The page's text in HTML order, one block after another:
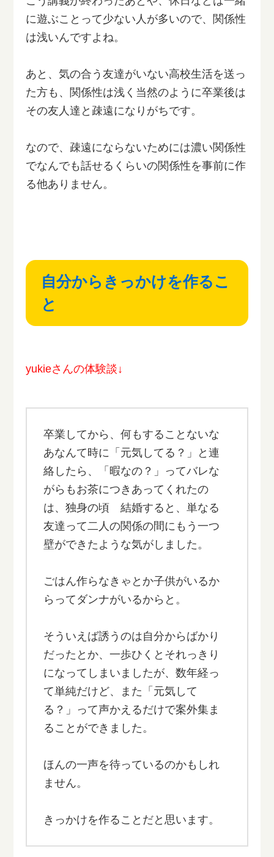
に遊ぶことって少ない人が多いので、関係性
は浅いんですよね。
あと、気の合う友達がいない高校生活を送っ
た方も、関係性は浅く当然のように卒業後は
その友人達と疎遠になりがちです。
なので、疎遠にならないためには濃い関係性
でなんでも話せるくらいの関係性を事前に作
る他ありません。
自分からきっかけを作るこ
と
yukieさんの体験談↓
卒業してから、何もすることないな
あなんて時に「元気してる？」と連
絡したら、「暇なの？」ってバレな
がらもお茶につきあってくれたの
は、独身の頃 結婚すると、単なる
友達って二人の関係の間にもう一つ
壁ができたような気がしました。
ごはん作らなきゃとか子供がいるか
らってダンナがいるからと。
そういえば誘うのは自分からばかり
だったとか、一歩ひくとそれっきり
になってしまいましたが、数年経っ
て単純だけど、また「元気して
る？」って声かえるだけで案外集ま
ることができました。
ほんの一声を待っているのかもしれ
ません。
きっかけを作ることだと思います。